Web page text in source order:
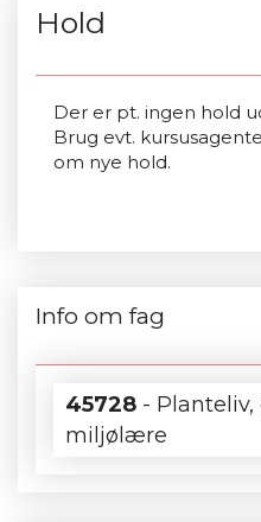
Hold
Der er pt. ingen hold
Brug evt.
om nye hold.
Info om fag
45728 -
miljølære